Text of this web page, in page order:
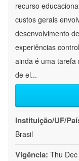
recurso
custos gerais
desenvolvimento
experiências
ainda é uma tarefa
de el...
Instituição/UF/
Brasil
Vigência: Thu